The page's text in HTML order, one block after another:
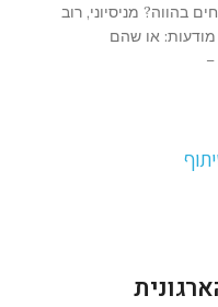
בהווה? מניסיוני, רוב
מודעות: או שהם